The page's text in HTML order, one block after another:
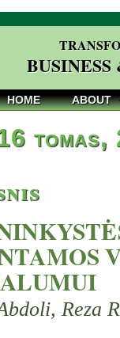
HOME ABOUT
Reza